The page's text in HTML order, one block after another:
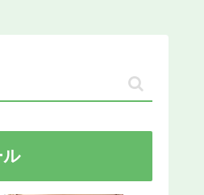
ル